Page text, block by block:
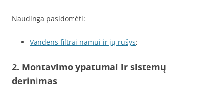
Naudinga pasidomėti:
Vandens filtrai namui ir jų rūšys;
2. Montavimo ypatumai ir sistemų
derinimas